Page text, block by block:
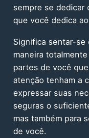
sempre se dedicar
que você dedica
Significa sentar-se
maneira
partes de você
atenção tenham a
expressar suas
seguras o
mas também para
de você.